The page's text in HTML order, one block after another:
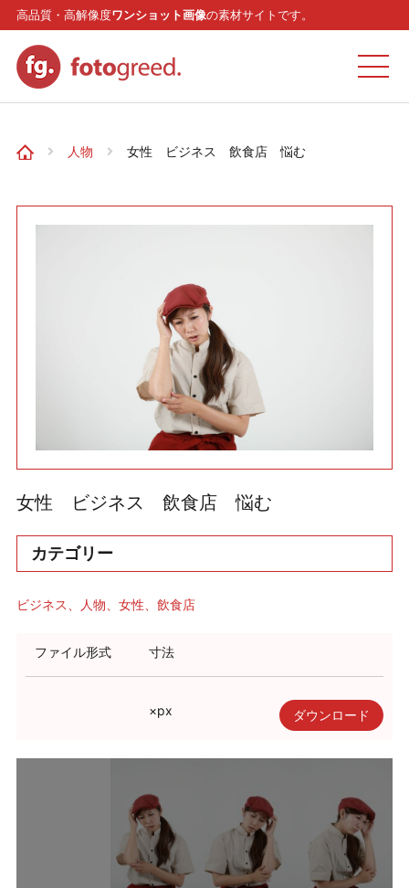
高品質・高解像度ワンショット画像の素材サイトです。
人物 女性 ビジネス 飲食店 悩む
女性 ビジネス 飲食店 悩む
カテゴリー
ビジネス 人物 女性 飲食店
ファイル形式 寸法
×px ダウンロード